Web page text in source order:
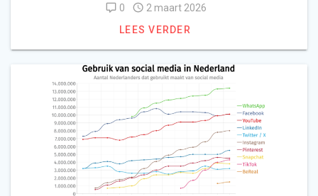
0
2 maart 2026
LEES VERDER